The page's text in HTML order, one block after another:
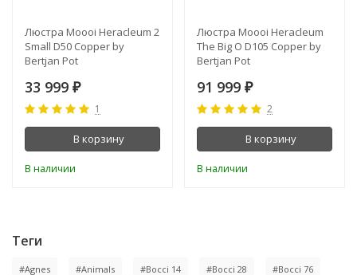
Люстра Moooi Heracleum 2
Small D50 Copper by
Bertjan Pot
33 999 ₽
1
В корзину
В наличии
Люстра Moooi Heracleum
The Big O D105 Copper by
Bertjan Pot
91 999 ₽
2
В корзину
В наличии
Теги
#Agnes #Animals #Bocci 14 #Bocci 28 #Bocci 76